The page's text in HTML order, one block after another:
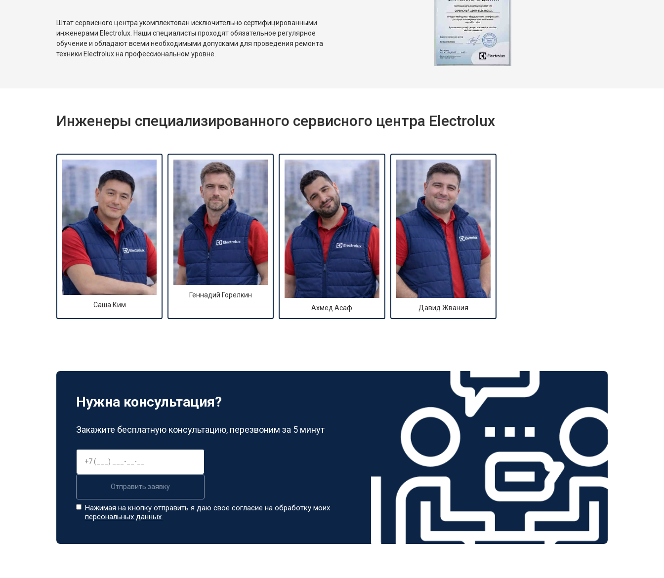
Штат сервисного центра укомплектован исключительно сертифицированными
инженерами Electrolux. Наши специалисты проходят обязательное регулярное
обучение и обладают всеми необходимыми допусками для проведения ремонта
техники Electrolux на профессиональном уровне.
Инженеры специализированного сервисного центра Electrolux
Саша Ким
Геннадий Горелкин
Ахмед Асаф
Давид Жвания
Нужна консультация?
Закажите бесплатную консультацию, перезвоним за 5 минут
Отправить заявку
Нажимая на кнопку отправить я даю свое согласие на обработку моих
персональных данных.